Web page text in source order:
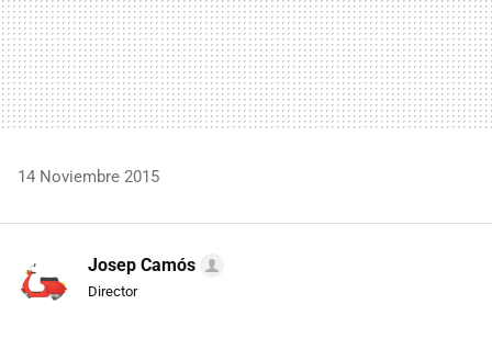
14 Noviembre 2015
Josep Camós
Director